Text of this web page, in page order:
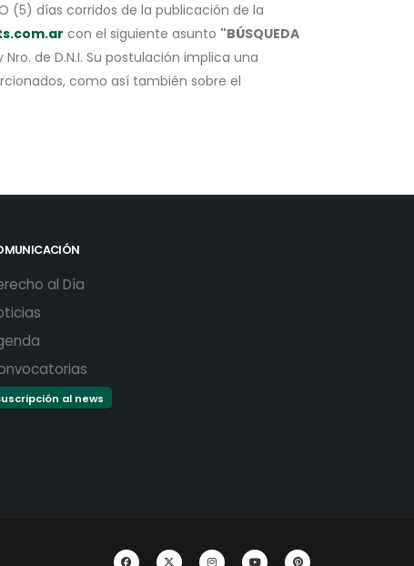
(5) días corridos de la publicación de la
con el siguiente asunto "BÚSQUEDA
de D.N.I. Su postulación implica una
como así también sobre el
al Día
al news